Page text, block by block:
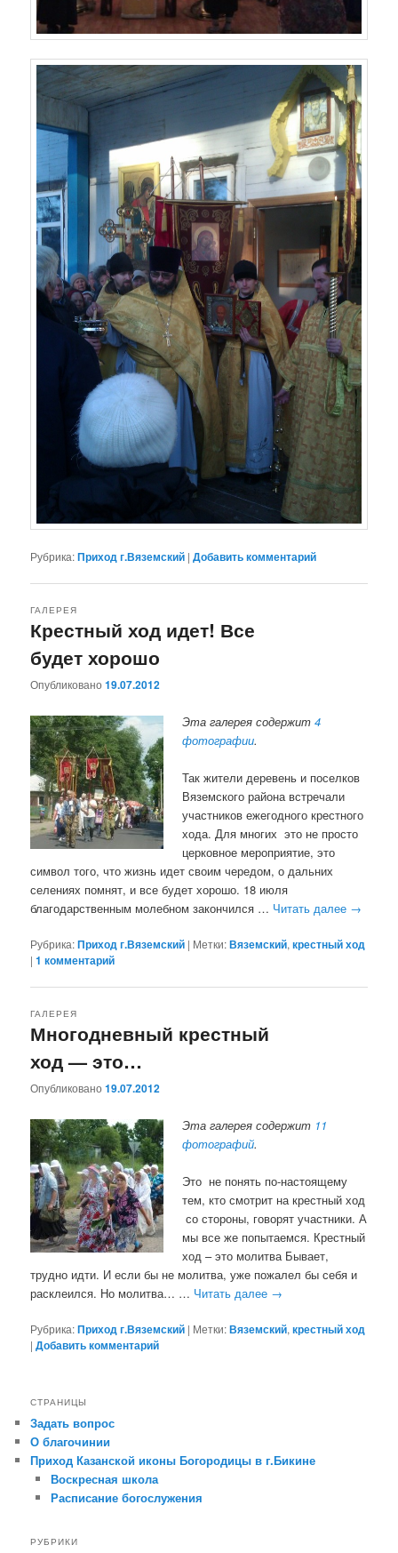
Рубрика:Приход г.Вяземский |Добавить комментарий
Крестный ход идет! Все
будет хорошо
ГАЛЕРЕЯ
Опубликовано19.07.2012
Эта галерея содержит4
фотографии.
Так жители деревень и поселков
Вяземского района встречали
участников ежегодного крестного
хода. Для многих это не просто
церковное мероприятие, это
символ того, что жизнь идет своим чередом, о дальних
селениях помнят, и все будет хорошо. 18 июля
благодарственным молебном закончился … Читать далее →
Рубрика:Приход г.Вяземский | Метки:Вяземский,крестный ход
|1 комментарий
Многодневный крестный
ход — это…
ГАЛЕРЕЯ
Опубликовано19.07.2012
Эта галерея содержит 11
фотографий.
Это не понять по-настоящему
тем, кто смотрит на крестный ход
со стороны, говорят участники. А
мы все же попытаемся. Крестный
ход – это молитва Бывает,
трудно идти. И если бы не молитва, уже пожалел бы себя и
расклеился. Но молитва… … Читать далее →
Рубрика:Приход г.Вяземский | Метки:Вяземский,крестный ход
|Добавить комментарий
СТРАНИЦЫ
Задать вопрос
О благочинии
Приход Казанской иконы Богородицы в г.Бикине
Воскресная школа
Расписание богослужения
РУБРИКИ